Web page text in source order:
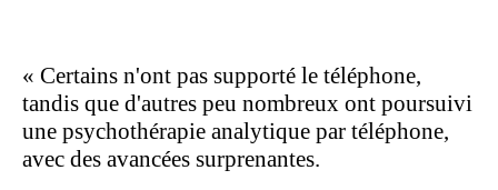
« Certains n'ont pas supporté le téléphone,
tandis que d'autres peu nombreux ont poursuivi
une psychothérapie analytique par téléphone,
avec des avancées surprenantes.